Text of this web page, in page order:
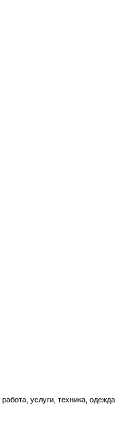
услуги, техника, одежда